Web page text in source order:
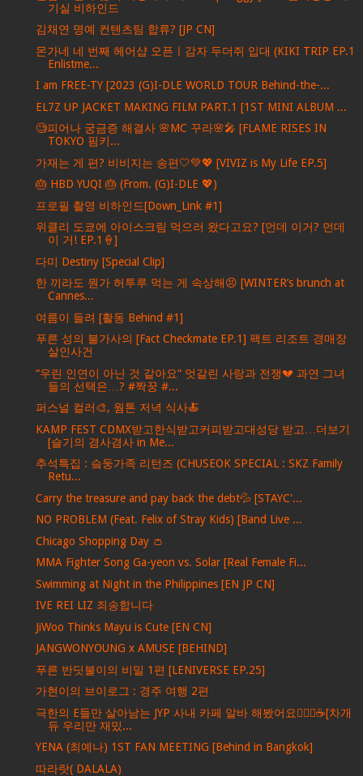
기실 비하인드
김채연 명예 컨텐츠팀 합류? [JP CN]
몬가네 네 번째 헤어샵 오픈ㅣ감자 두더쥐 입대 (KIKI TRIP EP.1
Enlistme...
I am FREE-TY [2023 (G)I-DLE WORLD TOUR Behind-the-...
EL7Z UP JACKET MAKING FILM PART.1 [1ST MINI ALBUM ...
🧐피어나 궁금증 해결사 🌸MC 꾸라🌸🎤 [FLAME RISES IN
TOKYO 핌키...
가재는 게 편? 비비지는 송편🤍💚💖 [VIVIZ is My Life EP.5]
🎂 HBD YUQI 🎂 (From. (G)I-DLE 💖)
프로필 촬영 비하인드[Down_Link #1]
위클리 도쿄에 아이스크림 먹으러 왔다고요? [먼데 이거? 먼데
이 거! EP.1🍦]
다미 Destiny [Special Clip]
한 끼라도 뭔가 허투루 먹는 게 속상해😣 [WINTER’s brunch at
Cannes...
여름이 들려 [활동 Behind #1]
푸른 성의 불가사의 [Fact Checkmate EP.1] 팩트 리조트 경매장
살인사건
“우린 인연이 아닌 것 같아요“ 엇갈린 사랑과 전쟁💔 과연 그녀
들의 선택은…? #짝꿍 #...
퍼스널 컬러🎨, 웜톤 저녁 식사🍝
KAMP FEST CDMX받고한식받고커피받고대성당 받고…더보기
[슬기의 겸사겸사 in Me...
추석특집 : 슼둥가족 리턴즈 (CHUSEOK SPECIAL : SKZ Family
Retu...
Carry the treasure and pay back the debt💦 [STAYC'...
NO PROBLEM (Feat. Felix of Stray Kids) [Band Live ...
Chicago Shopping Day 👛
MMA Fighter Song Ga-yeon vs. Solar [Real Female Fi...
Swimming at Night in the Philippines [EN JP CN]
IVE REI LIZ 죄송합니다
JiWoo Thinks Mayu is Cute [EN CN]
JANGWONYOUNG x AMUSE [BEHIND]
푸른 반딧불이의 비밀 1편 [LENIVERSE EP.25]
가현이의 브이로그 : 경주 여행 2편
극한의 E들만 살아남는 JYP 사내 카페 알바 해봤어요💁🏻‍♀️☕️[차개
듀 우리만 재밌...
YENA (최예나) 1ST FAN MEETING [Behind in Bangkok]
따라랏( DALALA)